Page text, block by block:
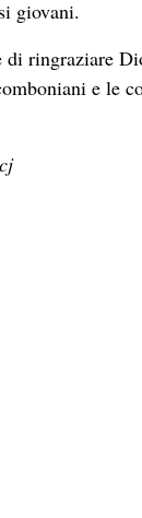
di ringraziare
e le